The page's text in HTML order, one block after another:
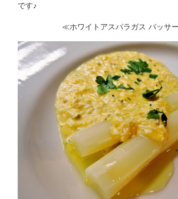
です♪
≪ホワイトアスパラガス バッサ